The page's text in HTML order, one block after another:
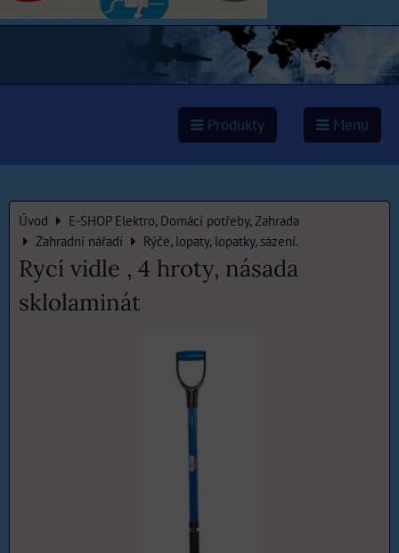
Produkty Menu
Úvod
E-SHOP Elektro, Domácí potřeby, Zahrada
Zahradní nářadí
Rýče, lopaty, lopatky, sázení.
Rycí vidle , 4 hroty, násada
sklolaminát